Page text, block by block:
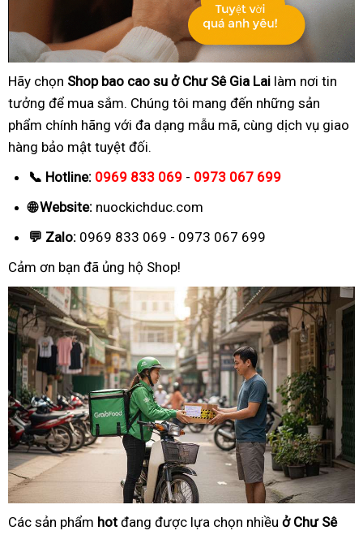
Hãy chọn Shop bao cao su ở Chư Sê Gia Lai làm nơi tin
tưởng để mua sắm. Chúng tôi mang đến những sản
phẩm chính hãng với đa dạng mẫu mã, cùng dịch vụ giao
hàng bảo mật tuyệt đối.
📞 Hotline: 0969 833 069 - 0973 067 699
🌐 Website: nuockichduc.com
💬 Zalo: 0969 833 069 - 0973 067 699
Cảm ơn bạn đã ủng hộ Shop!
Các sản phẩm hot đang được lựa chọn nhiều ở Chư Sê